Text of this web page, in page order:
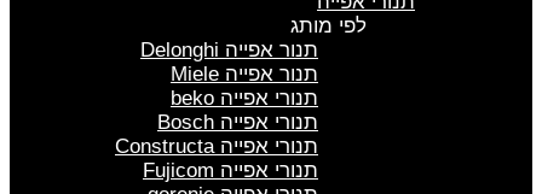
לפי מותג
תנור אפייה Delonghi
תנור אפייה Miele
תנורי אפייה beko
תנורי אפייה Bosch
תנורי אפייה Constructa
תנורי אפייה Fujicom